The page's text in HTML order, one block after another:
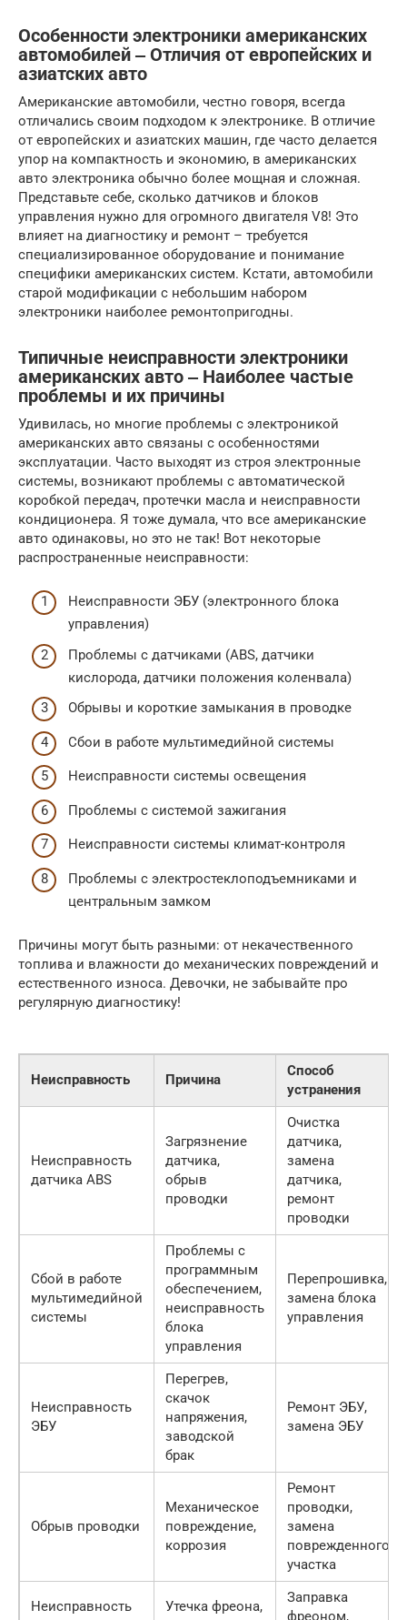
Особенности электроники американских
автомобилей ‒ Отличия от европейских и
азиатских авто
Американские автомобили, честно говоря, всегда
отличались своим подходом к электронике. В отличие
от европейских и азиатских машин, где часто делается
упор на компактность и экономию, в американских
авто электроника обычно более мощная и сложная.
Представьте себе, сколько датчиков и блоков
управления нужно для огромного двигателя V8! Это
влияет на диагностику и ремонт – требуется
специализированное оборудование и понимание
специфики американских систем. Кстати, автомобили
старой модификации с небольшим набором
электроники наиболее ремонтопригодны.
Типичные неисправности электроники
американских авто ‒ Наиболее частые
проблемы и их причины
Удивилась, но многие проблемы с электроникой
американских авто связаны с особенностями
эксплуатации. Часто выходят из строя электронные
системы, возникают проблемы с автоматической
коробкой передач, протечки масла и неисправности
кондиционера. Я тоже думала, что все американские
авто одинаковы, но это не так! Вот некоторые
распространенные неисправности:
Неисправности ЭБУ (электронного блока
управления)
Проблемы с датчиками (ABS, датчики
кислорода, датчики положения коленвала)
Обрывы и короткие замыкания в проводке
Сбои в работе мультимедийной системы
Неисправности системы освещения
Проблемы с системой зажигания
Неисправности системы климат-контроля
Проблемы с электростеклоподъемниками и
центральным замком
Причины могут быть разными: от некачественного
топлива и влажности до механических повреждений и
естественного износа. Девочки, не забывайте про
регулярную диагностику!
Неисправность Причина
Способ
устранения
Неисправность
датчика ABS
Загрязнение
датчика,
обрыв
проводки
Очистка
датчика,
замена
датчика,
ремонт
проводки
Сбой в работе
мультимедийной
системы
Проблемы с
программным
обеспечением,
неисправность
блока
управления
Перепрошивка,
замена блока
управления
Неисправность
ЭБУ
Перегрев,
скачок
напряжения,
заводской
брак
Ремонт ЭБУ,
замена ЭБУ
Обрыв проводки
Механическое
повреждение,
коррозия
Ремонт
проводки,
замена
поврежденного
участка
Неисправность
Утечка фреона,
Заправка
фреоном,